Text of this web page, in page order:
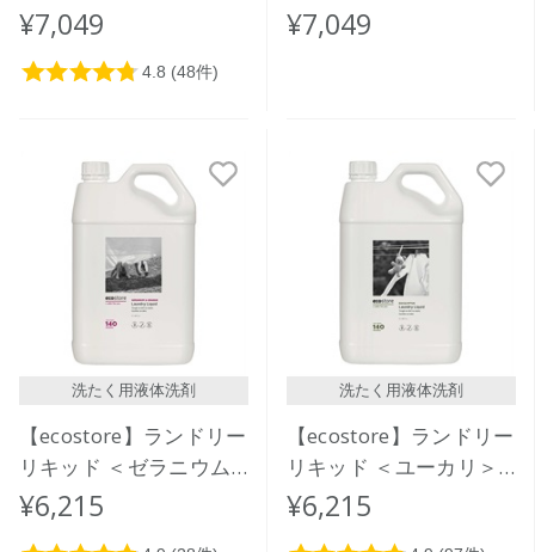
＞ 5L
¥7,049
トローズ＞5L
¥7,049
洗たく用液体洗剤
【ecostore】ランドリー
リキッド ＜ゼラニウム
＆オレンジ＞5L
¥6,215
洗たく用液体洗剤
【ecostore】ランドリー
リキッド ＜ユーカリ＞
5L
¥6,215